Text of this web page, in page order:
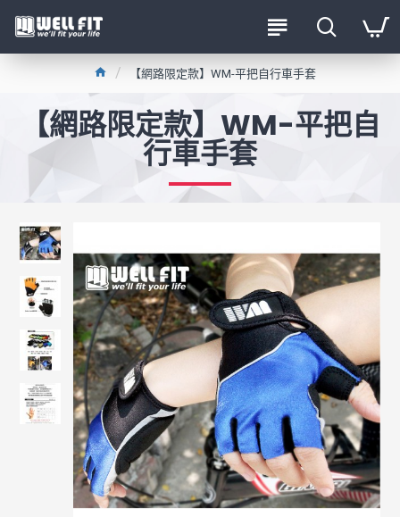
【網路限定款】WM-平把自行車手套
【網路限定款】WM-平把自
行車手套